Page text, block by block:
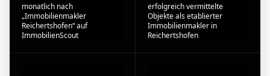
monatlich nach
„Immobilienmakler
Reichertshofen“ auf
ImmobilienScout
erfolgreich vermittelte
Objekte als etablierter
Immobilienmakler in
Reichertshofen